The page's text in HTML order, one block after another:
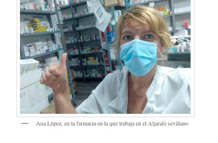
Ana López, en la farmacia en la que trabaja en el Aljarafe sevillano